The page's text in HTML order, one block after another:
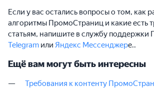
Если у вас остались вопросы о том, как
алгоритмы ПромоСтраниц и какие есть
статьям, напишите в службу
Telegram илиЯндекс Мессенджере..
Ещё вам могут быть интересны
Требования к контенту